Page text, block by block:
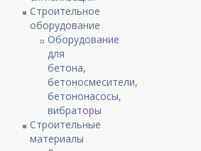
Строительное
оборудование
Оборудование
для
бетона,
бетоносмесители,
бетононасосы,
вибраторы
Строительные
материалы